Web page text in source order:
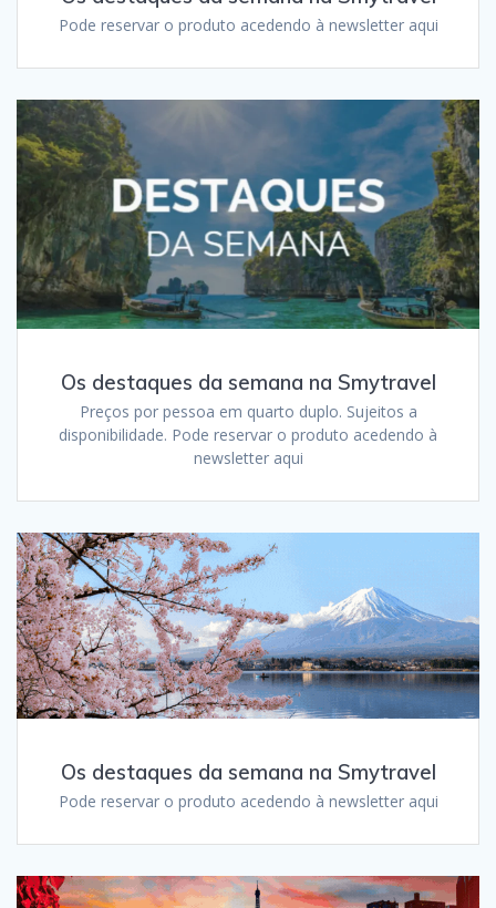
Pode reservar o produto acedendo à newsletter aqui
Os destaques da semana na Smytravel
Preços por pessoa em quarto duplo. Sujeitos a
disponibilidade. Pode reservar o produto acedendo à
newsletter aqui
Os destaques da semana na Smytravel
Pode reservar o produto acedendo à newsletter aqui